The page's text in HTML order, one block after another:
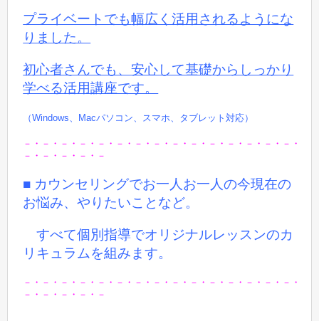
プライベートでも幅広く活用されるようにな
りました。
初心者さんでも、安心して基礎からしっかり
学べる活用講座です。
（Windows、Macパソコン、スマホ、タブレット対応）
－・－・－・－・－・－・－・－・－・－・－・－・－・－・－・
－・－・－・－・－
■ カウンセリングでお一人お一人の今現在の
お悩み、やりたいことなど。
すべて個別指導でオリジナルレッスンのカ
リキュラムを組みます。
－・－・－・－・－・－・－・－・－・－・－・－・－・－・－・
－・－・－・－・－